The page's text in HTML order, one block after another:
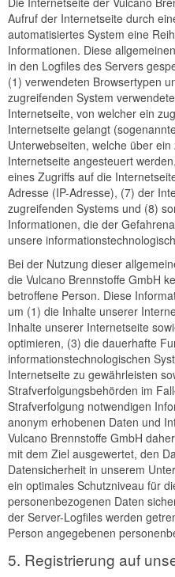
Aufruf der Internetseite durch
automatisiertes System eine
Informationen. Diese
in den Logfiles des Servers
(1) verwendeten Browsertypen
zugreifenden System
Internetseite, von welcher ein
Internetseite gelangt
Unterwebseiten, welche über
Internetseite angesteuert
eines Zugriffs auf die
Adresse (IP-Adresse), (7) der
zugreifenden Systems und (8)
Informationen, die der
unsere
Bei der Nutzung dieser
die Vulcano Brennstoffe GmbH
betroffene Person. Diese
um (1) die Inhalte unserer
Inhalte unserer Internetseite
optimieren, (3) die dauerhafte
informationstechnologischen
Internetseite zu gewährleisten
Strafverfolgungsbehörden im
Strafverfolgung notwendigen
anonym erhobenen Daten und
Vulcano Brennstoffe GmbH
mit dem Ziel ausgewertet, den
Datensicherheit in unserem
ein optimales Schutzniveau für
personenbezogenen Daten
der Server-Logfiles werden
Person angegebenen
5. Registrierung auf